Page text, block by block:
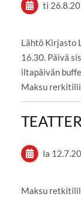
ti
Lähtö Kirjasto
16.30. Päivä
iltapäivän
Maksu
la
Maksu